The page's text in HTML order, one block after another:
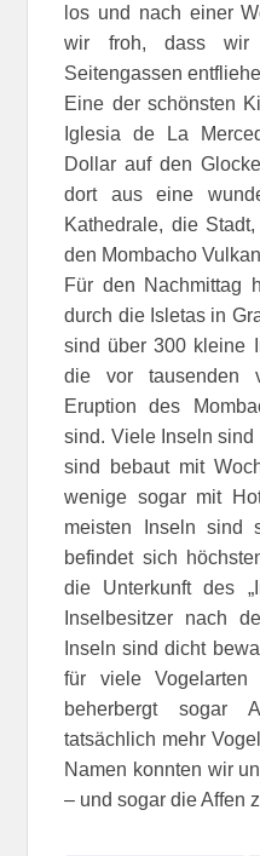
los und nach einer
wir froh, dass wir
Seitengassen
Eine der schönsten
Iglesia de La
Dollar auf den
dort aus eine
Kathedrale, die
den Mombacho
Für den Nachmittag
durch die Isletas in
sind über 300 kleine
die vor tausenden
Eruption des
sind. Viele Inseln
sind bebaut mit
wenige sogar mit
meisten Inseln sind
befindet sich
die Unterkunft des
Inselbesitzer nach
Inseln sind dicht
für viele Vogelarten
beherbergt sogar
tatsächlich mehr
Namen konnten wir
– und sogar die Affen